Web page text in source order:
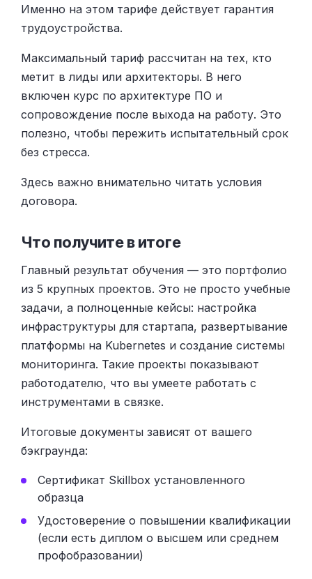
Именно на этом тарифе действует гарантия
трудоустройства.
Максимальный тариф рассчитан на тех, кто
метит в лиды или архитекторы. В него
включен курс по архитектуре ПО и
сопровождение после выхода на работу. Это
полезно, чтобы пережить испытательный срок
без стресса.
Здесь важно внимательно читать условия
договора.
Что получите в итоге
Главный результат обучения — это портфолио
из 5 крупных проектов. Это не просто учебные
задачи, а полноценные кейсы: настройка
инфраструктуры для стартапа, развертывание
платформы на Kubernetes и создание системы
мониторинга. Такие проекты показывают
работодателю, что вы умеете работать с
инструментами в связке.
Итоговые документы зависят от вашего
бэкграунда:
Сертификат Skillbox установленного
образца
Удостоверение о повышении квалификации
(если есть диплом о высшем или среднем
профобразовании)